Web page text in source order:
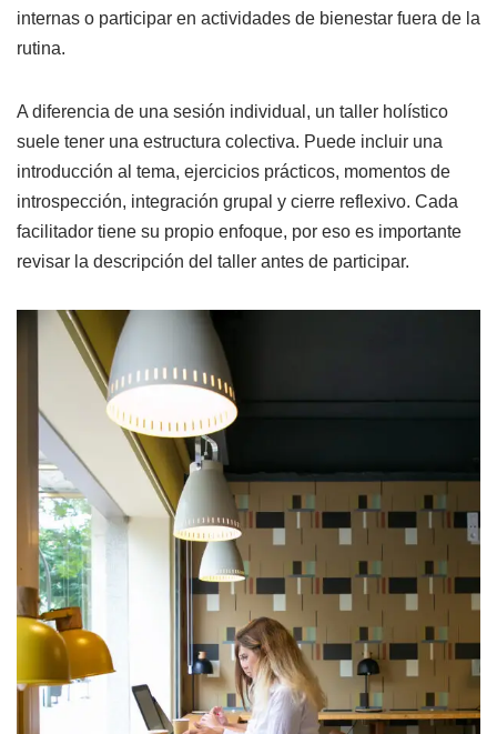
internas o participar en actividades de bienestar fuera de la
rutina.
A diferencia de una sesión individual, un taller holístico
suele tener una estructura colectiva. Puede incluir una
introducción al tema, ejercicios prácticos, momentos de
introspección, integración grupal y cierre reflexivo. Cada
facilitador tiene su propio enfoque, por eso es importante
revisar la descripción del taller antes de participar.